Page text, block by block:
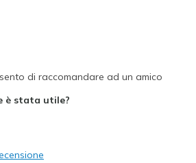
di raccomandare ad un amico
è stata utile?